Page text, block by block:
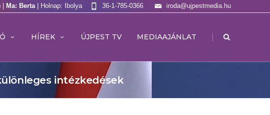
Ma: Berta | Holnap: Ibolya iroda@ujpestmedia.hu
36-1-785-0366
HÍREK ÚJPEST TV MEDIAAJÁNLAT |
intézkedések